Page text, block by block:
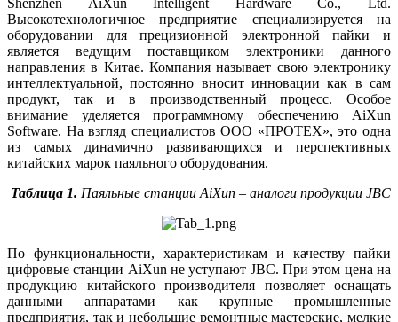
Shenzhen AiXun Intelligent Hardware Co., Ltd.
Высокотехнологичное предприятие специализируется на
оборудовании для прецизионной электронной пайки и
является ведущим поставщиком электроники данного
направления в Китае. Компания называет свою электронику
интеллектуальной, постоянно вносит инновации как в сам
продукт, так и в производственный процесс. Особое
внимание уделяется программному обеспечению AiXun
Software. На взгляд специалистов ООО «ПРОТЕХ», это одна
из самых динамично развивающихся и перспективных
китайских марок паяльного оборудования.
Таблица 1. Паяльные станции AiXun – аналоги продукции JBC
По функциональности, характеристикам и качеству пайки
цифровые станции AiXun не уступают JBC. При этом це­на на
продукцию китайского производителя позволяет оснащать
данными аппаратами как крупные промышленные
предприятия, так и небольшие ремонтные мастерские, мелкие